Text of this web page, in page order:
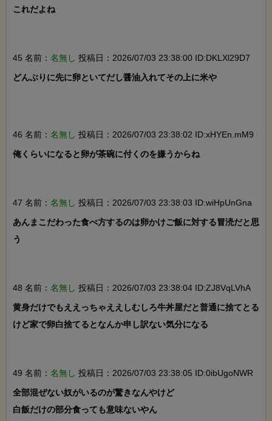
これだよね
45 名前： 名無し 投稿日：2026/07/03 23:38:00 ID:DKLXl29D7
どんぶりに先に卵といてだし醤油入れてその上に米や
46 名前： 名無し 投稿日：2026/07/03 23:38:02 ID:xHYEn.mM9
俺くらいになると卵が茶碗に付くのを嫌うからね
47 名前： 名無し 投稿日：2026/07/03 23:38:03 ID:wiHpUnGna
あんまこだわった食べ方するのは卵かけご飯に対する冒涜だと思
う
48 名前： 名無し 投稿日：2026/07/03 23:38:04 ID:ZJ8VqLVhA
黄身だけでもええっちゃええしむしろ牛丼屋だと普通に捨てとる
けど家で卵白捨てるとなんか申し訳ない気分になる
49 名前： 名無し 投稿日：2026/07/03 23:38:05 ID:0ibUgoNWR
全部混ぜない奴がいるのが驚きなんやけど
白飯だけの部分食っても意味ないやん